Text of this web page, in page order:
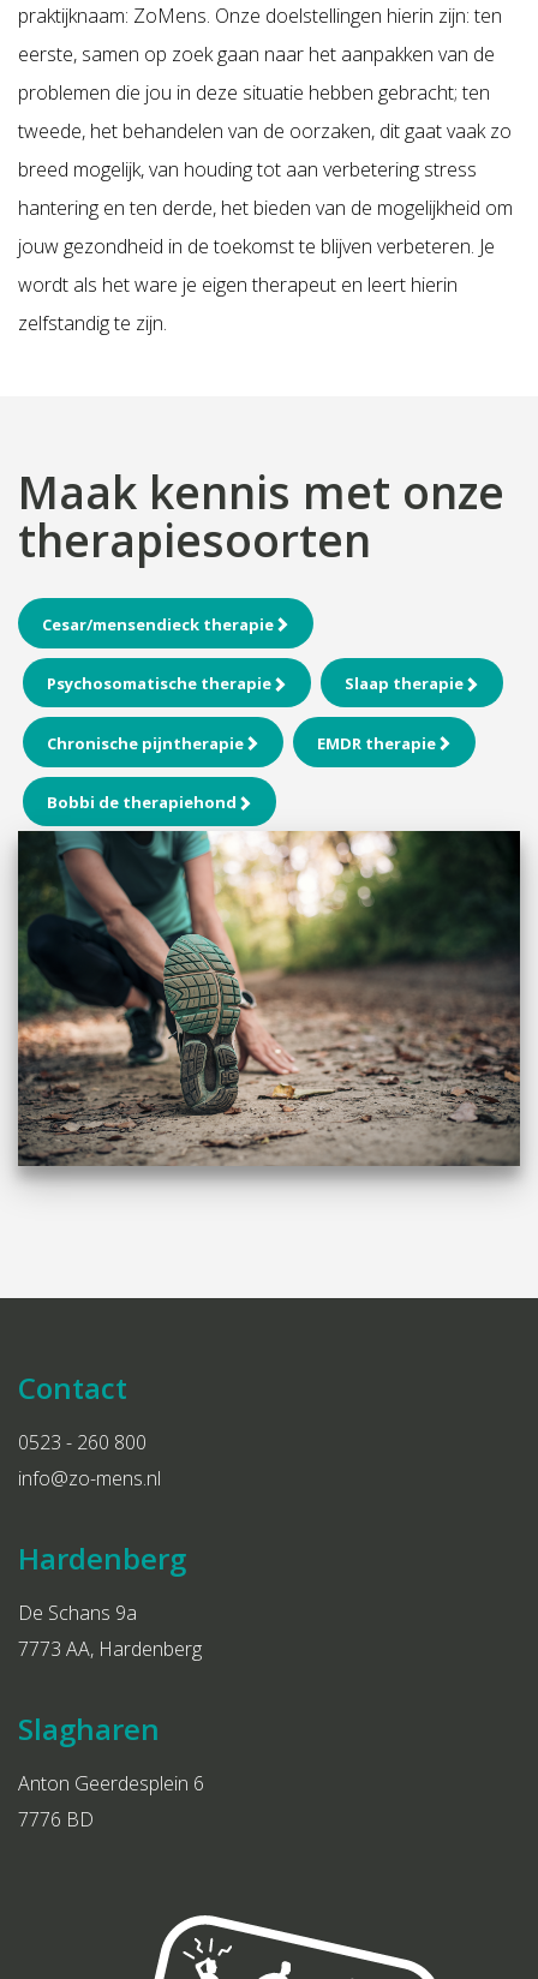
praktijknaam: ZoMens. Onze doelstellingen hierin zijn: ten
eerste, samen op zoek gaan naar het aanpakken van de
problemen die jou in deze situatie hebben gebracht; ten
tweede, het behandelen van de oorzaken, dit gaat vaak zo
breed mogelijk, van houding tot aan verbetering stress
hantering en ten derde, het bieden van de mogelijkheid om
jouw gezondheid in de toekomst te blijven verbeteren. Je
wordt als het ware je eigen therapeut en leert hierin
zelfstandig te zijn.
Maak kennis met onze
therapiesoorten
Cesar/mensendieck therapie
Psychosomatische therapie Slaap therapie
Chronische pijntherapie EMDR therapie
Bobbi de therapiehond
Contact
0523 - 260 800
info@zo-mens.nl
Hardenberg
De Schans 9a
7773 AA, Hardenberg
Slagharen
Anton Geerdesplein 6
7776 BD